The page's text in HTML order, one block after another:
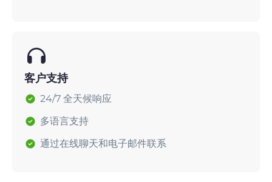
客户支持
24/7 全天候响应
多语言支持
通过在线聊天和电子邮件联系